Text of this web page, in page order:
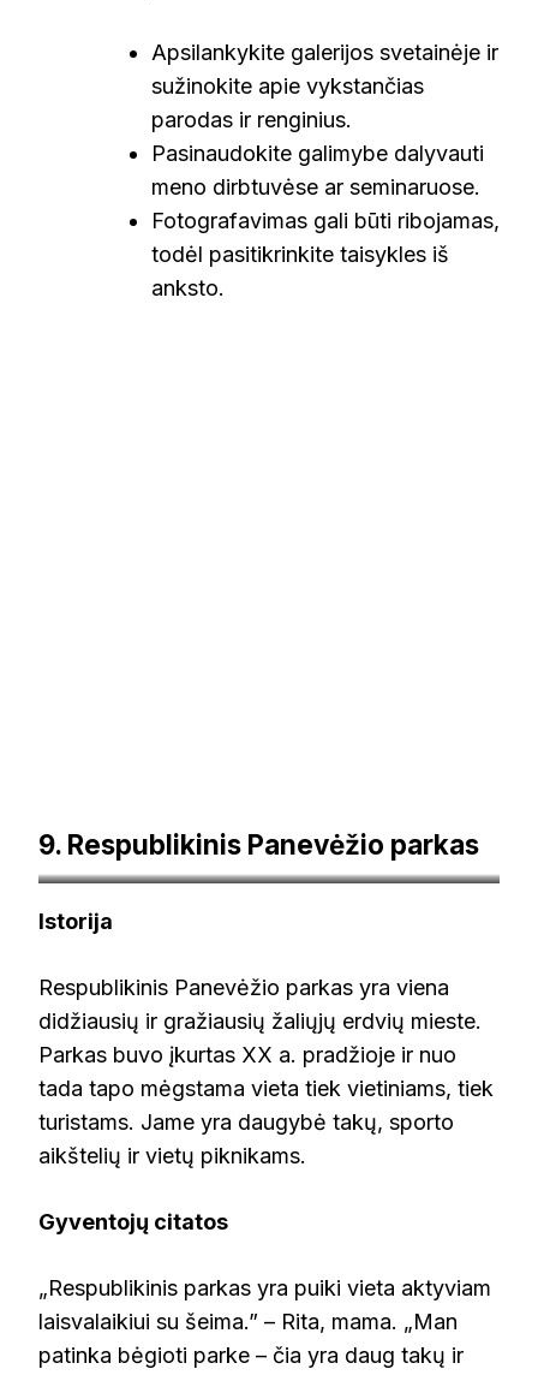
Apsilankykite galerijos svetainėje ir
sužinokite apie vykstančias
parodas ir renginius.
Pasinaudokite galimybe dalyvauti
meno dirbtuvėse ar seminaruose.
Fotografavimas gali būti ribojamas,
todėl pasitikrinkite taisykles iš
anksto.
9. Respublikinis Panevėžio parkas
Istorija
Respublikinis Panevėžio parkas yra viena
didžiausių ir gražiausių žaliųjų erdvių mieste.
Parkas buvo įkurtas XX a. pradžioje ir nuo
tada tapo mėgstama vieta tiek vietiniams, tiek
turistams. Jame yra daugybė takų, sporto
aikštelių ir vietų piknikams.
Gyventojų citatos
„Respublikinis parkas yra puiki vieta aktyviam
laisvalaikiui su šeima.” – Rita, mama. „Man
patinka bėgioti parke – čia yra daug takų ir